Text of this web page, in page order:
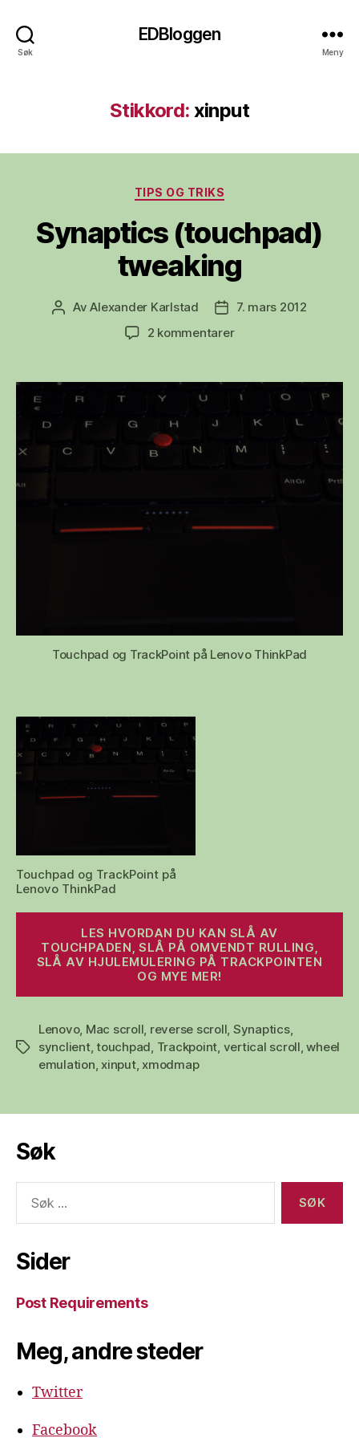
Søk
EDBloggen
Meny
Stikkord: xinput
Kategorier
TIPS OG TRIKS
Synaptics (touchpad)
tweaking
Innleggsforfatter
AvAlexander Karlstad Publiseringsdato
7. mars 2012
2 kommentarertil
tweaking
Touchpad og TrackPoint på Lenovo ThinkPad
Touchpad og TrackPoint på
Lenovo ThinkPad
LES HVORDAN DU KAN SLÅ AV
TOUCHPADEN, SLÅ PÅ OMVENDT RULLING,
SLÅ AV HJULEMULERING PÅ TRACKPOINTEN
OG MYE MER!
Stikkord
Lenovo, Mac scroll, reverse scroll, Synaptics,
synclient,touchpad, Trackpoint, vertical scroll,wheel
emulation, xinput, xmodmap
Søk
etter:
Sider
Post Requirements
Meg, andre steder
Twitter
Facebook